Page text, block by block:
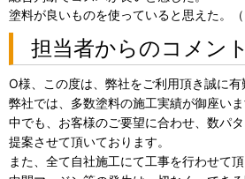
塗料が良いものを使っていると思えた。（
担当者からのコメント
O様、この度は、弊社をご利用頂き誠に有
弊社では、多数塗料の施工実績が御座いま
中でも、お客様のご要望に合わせ、数パ
提案させて頂いております。
また、全て自社施工にて工事を行わせて頂